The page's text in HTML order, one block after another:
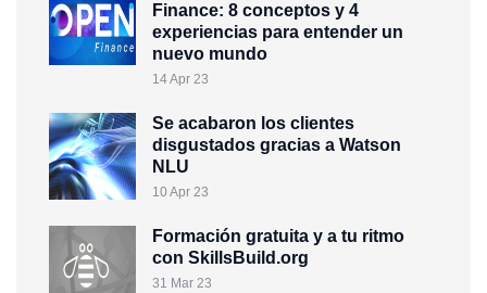
Finance: 8 conceptos y 4
experiencias para entender un
nuevo mundo
14 Apr 23
Se acabaron los clientes
disgustados gracias a Watson
NLU
10 Apr 23
Formación gratuita y a tu ritmo
con SkillsBuild.org
31 Mar 23